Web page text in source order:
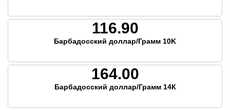
116.90
Барбадосский доллар/Грамм 10K
164.00
Барбадосский доллар/Грамм 14К